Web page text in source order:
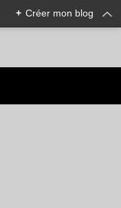
+ Créer mon blog